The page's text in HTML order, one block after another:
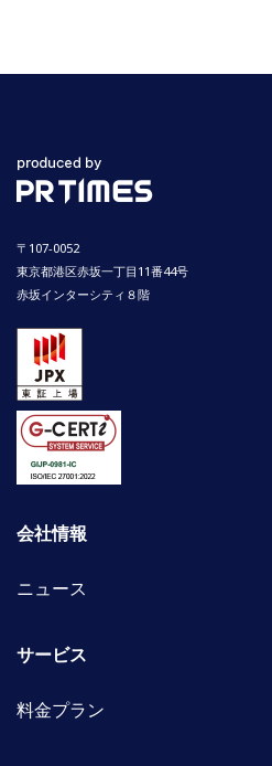
〒107-0052
東京都港区赤坂一丁目11番44号
赤坂インターシティ８階
会社情報
ニュース
サービス
料金プラン